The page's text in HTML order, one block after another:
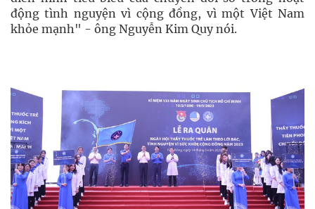
động tình nguyện vì cộng đồng, vì một Việt Nam
khỏe mạnh" - ông Nguyễn Kim Quy nói.